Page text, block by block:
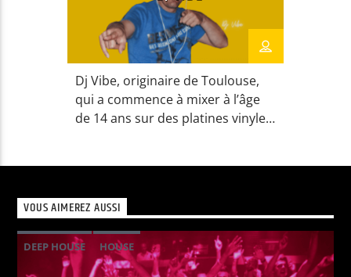
Dj Vibe, originaire de Toulouse,
qui a commence à mixer à l’âge
de 14 ans sur des platines vinyles,
commencé par écouter de la
musique funk dans les années 80
et 90 et, au fil des années, […]
VOUS AIMEREZ AUSSI
DEEP HOUSE HOUSE